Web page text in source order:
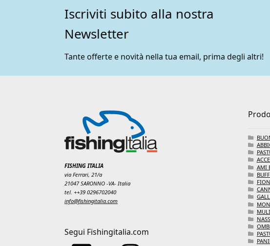
Iscriviti subito alla nostra
Newsletter
Tante offerte e novità nella tua email, prima degli altri!
FISHING ITALIA
via Ferrari, 21/a
21047 SARONNO -VA- Italia
tel. ++39 0296702040
info@fishingitalia.com
Segui Fishingitalia.com
AMI